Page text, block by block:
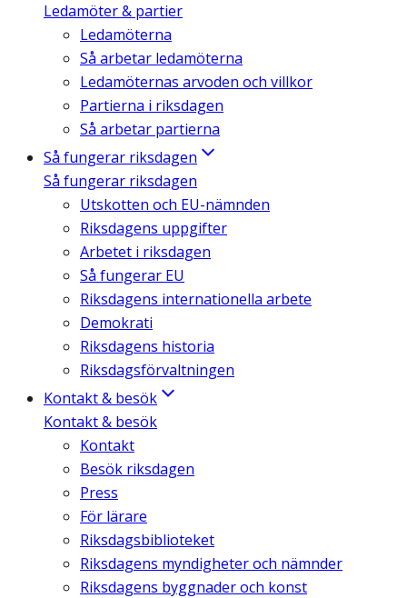
Ledamöter & partier
Ledamöterna
Så arbetar ledamöterna
Ledamöternas arvoden och villkor
Partierna i riksdagen
Så arbetar partierna
Så fungerar riksdagen
Så fungerar riksdagen
Utskotten och EU-nämnden
Riksdagens uppgifter
Arbetet i riksdagen
Så fungerar EU
Riksdagens internationella arbete
Demokrati
Riksdagens historia
Riksdagsförvaltningen
Kontakt & besök
Kontakt & besök
Kontakt
Besök riksdagen
Press
För lärare
Riksdagsbiblioteket
Riksdagens myndigheter och nämnder
Riksdagens byggnader och konst